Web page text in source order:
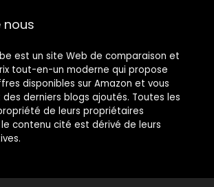
nous
est un site Web de comparaison et
tout-en-un moderne qui propose
disponibles sur Amazon et vous
derniers blogs ajoutés. Toutes les
de leurs propriétaires
contenu cité est dérivé de leurs